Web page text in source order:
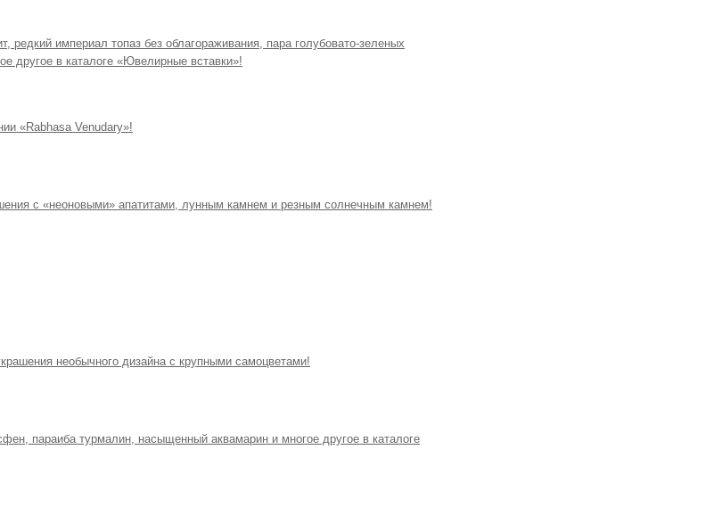
редкий империал топаз без облагораживания, пара голубовато-зеленых
другое в каталоге «Ювелирные вставки»!
«Rabhasa Venudary»!
с «неоновыми» апатитами, лунным камнем и резным солнечным камнем!
необычного дизайна с крупными самоцветами!
параиба турмалин, насыщенный аквамарин и многое другое в каталоге